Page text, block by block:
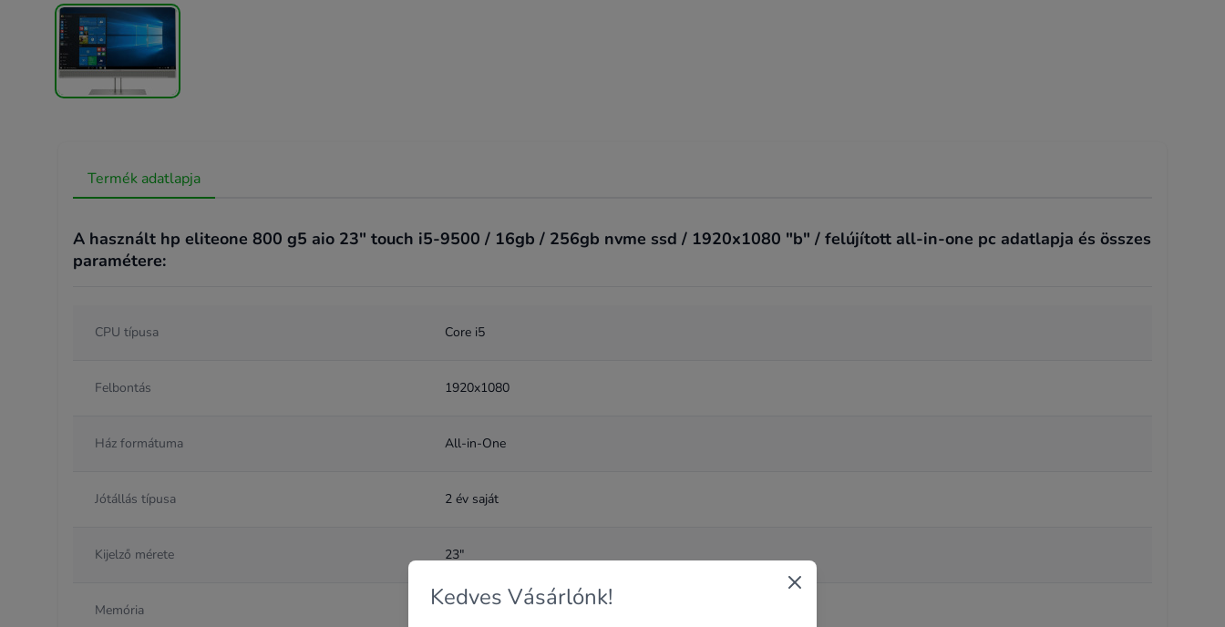
TERMÉK KÉP
Termék adatlapja
A használt hp eliteone 800 g5 aio 23" touch i5-9500 / 16gb / 256gb nvme ssd / 1920x1080 "b" / felújított all-in-one pc adatlapja és összes
paramétere:
CPU típusa Core i5
Felbontás 1920x1080
Ház formátuma All-in-One
Jótállás típusa 2 év saját
Kijelző mérete 23"
Memória 16 GB
Kedves Vásárlónk!